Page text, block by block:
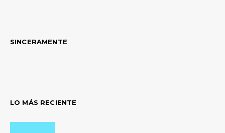
SINCERAMENTE
LO MÁS RECIENTE